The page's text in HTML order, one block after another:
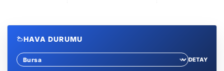
HAVA DURUMU
Sehir sec
DETAY